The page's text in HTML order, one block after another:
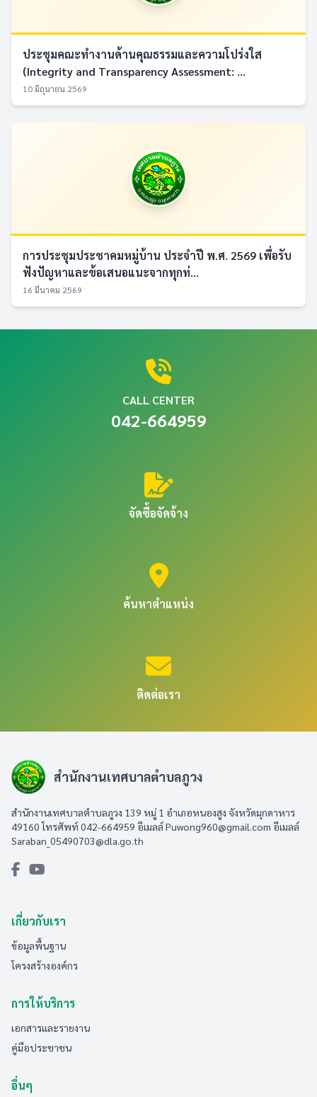
ประชุมคณะทำงานด้านคุณธรรมและความโปร่งใส
(Integrity and Transparency Assessment: ...
10 มิถุนายน 2569
การประชุมประชาคมหมู่บ้าน ประจำปี พ.ศ. 2569 เพื่อรับ
ฟังปัญหาและข้อเสนอแนะจากทุกท่...
16 มีนาคม 2569
CALL CENTER
042-664959
จัดซื้อจัดจ้าง
ค้นหาตำแหน่ง
ติดต่อเรา
สำนักงานเทศบาลตำบลภูวง
สำนักงานเทศบาลตำบลภูวง 139 หมู่ 1 อำเภอหนองสูง จังหวัดมุกดาหาร
49160 โทรศัพท์ 042-664959 อีเมลล์Puwong960@gmail.com อีเมลล์
Saraban_05490703@dla.go.th
เกี่ยวกับเรา
ข้อมูลพื้นฐาน
โครงสร้างองค์กร
การให้บริการ
เอกสารและรายงาน
คู่มือประชาชน
อื่นๆ